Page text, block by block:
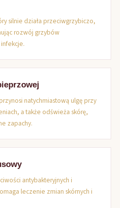
silnie działa przeciwgrzybiczo,
rozwój grzybów
natychmiastową ulgę przy
a także odświeża skórę,
zapachy.
antybakteryjnych i
leczenie zmian skórnych i